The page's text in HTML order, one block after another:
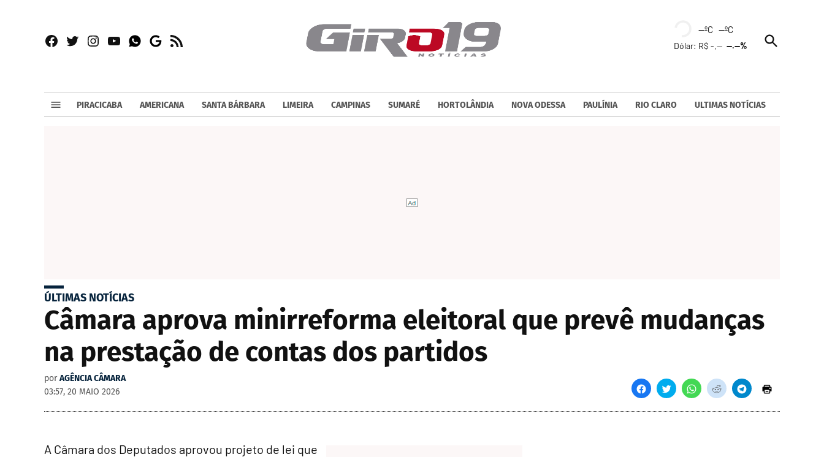
Facebook
TwitterInstagram
YouTubeWhatsapp
Google
RSS
--ºC --ºC
Dólar: R$ -,----.--%
Open
Search
PIRACICABA AMERICANA SANTA BÁRBARA LIMEIRA CAMPINAS SUMARÉ HORTOLÂNDIA NOVA ODESSA PAULÍNIA RIO CLARO ULTIMAS NOTÍCIAS
ÚLTIMAS NOTÍCIAS
Câmara aprova minirreforma eleitoral que prevê mudanças
na prestação de contas dos partidos
por AGÊNCIA CÂMARA
03:57, 20 MAIO 2026
A Câmara dos Deputados aprovou projeto de lei que